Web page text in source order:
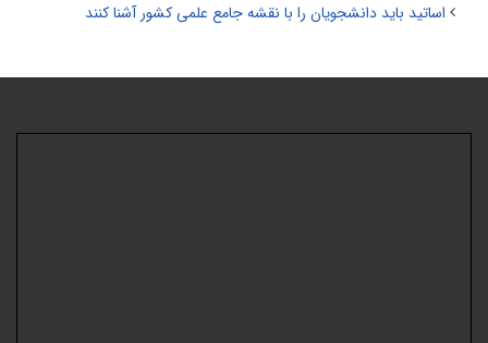
اساتید باید دانشجویان را با نقشه جامع علمی کشور آشنا کنند